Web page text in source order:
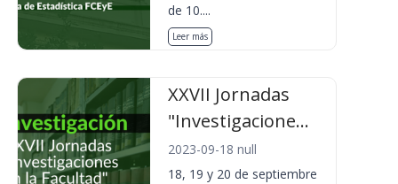
de 10....
Leer más
XXVII Jornadas
"Investigacione...
2023-09-18 null
18, 19 y 20 de septiembre